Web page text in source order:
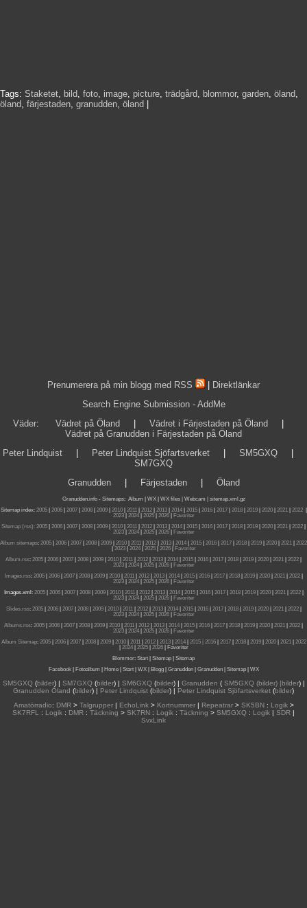
Tags: Staketet, bild, foto, image, picture, trädgård, blommor, garden, öland,
öland, färjestaden, granudden, öland
Prenumerera på min blogg med RSS
Direktlänkar
Search Engine Submission - AddMe
Väder: Vädret på Öland Vädret i Färjestaden på Öland
Vädret på Granudden i Färjestaden på Öland
Peter Lindquist
Peter Lindquist Sjöfartsverket SM5GXQ
SM7GXQ
Granudden| Färjestaden| Öland
Granudden.info- Sitemaps: Album WX WX files | Webcam |
sitemap.xml.gz
Sitemap index: 2005| 2006| 2007| 2008| 2009| 2010| 2011| 2012| 2013| 2014| 2015| 2016| 2017| 2018| 2019| 2020| 2021| 2022|
2023| 2024| 2025| 2026|
Favoriter
Sitemap (rss): 2005 2006 2007 2008 2009 2010 2011 2012 2013 2014 2015 2016 2017 2018 2019 2020 2021 2022
2023| 2024| 2025| 2026|
Favoriter
Album sitemaps: 2005 2006 2007 2008 2009 2010 2011 2012 2013 2014 2015 2016 2017 2018 2019 2020 2021
2022
2023| 2024| 2025| 2026|
Favoriter
Album.rss: 2005 2006 2007 2008 2009 2010 2011 2012 2013 2014 2015 2016 2017 2018 2019 2020 2021 2022
2023| 2024| 2025| 2026|
Favoriter
Images.rss: 2005| 2006| 2007| 2008| 2009| 2010| 2011| 2012| 2013| 2014| 2015| 2016| 2017| 2018| 2019| 2020| 2021| 2022|
2023| 2024| 2025| 2026|
Favoriter
Images.xml: 2005| 2006| 2007| 2008| 2009| 2010| 2011| 2012| 2013| 2014| 2015| 2016| 2017| 2018| 2019| 2020| 2021| 2022|
2023| 2024| 2025| 2026|
Favoriter
Slides.rss: 2005| 2006| 2007| 2008| 2009| 2010| 2011| 2012| 2013| 2014| 2015| 2016| 2017| 2018| 2019| 2020| 2021| 2022|
2023| 2024| 2025| 2026|
Favoriter
Albums.rss: 2005 2006 2007 2008 2009 2010 2011 2012 2013 2014 2015 2016 2017 2018 2019 2020 2021 2022
2023| 2024| 2025| 2026|
Favoriter
Album Sitemap: 2005| 2006| 2007| 2008| 2009| 2010| 2011| 2012| 2013| 2014| 2015 | 2016| 2017| 2018| 2019| 2020| 2021| 2022
2024| 2025| 2026|
Favoriter
Blommor: Start Sitemap
Sitemap
Facebook| Fotoalbum Home| Start| WX| Blogg| Granudden| Granudden| Sitemap| WX
SM5GXQ(bilder) | SM7GXQ(bilder) | SM6GXQ(bilder) | Granudden (SM5GXQ (bilder) |bilder) |
Granudden Öland (bilder) | Peter Lindquist (bilder) | Peter Lindquist Sjöfartsverket (bilder)
Amatörradio: DMR> Talgrupper| EchoLink> Kortnummer| Repeatrar> SK5BN: Logik>
SK7RFL
: Logik : DMR : Täckning > SK7RN : Logik : Täckning > SM5GXQ : Logik | SDR |
SvxLink